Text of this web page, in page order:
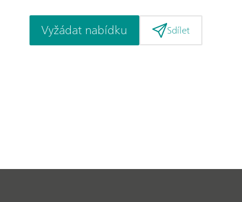
Vyžádat nabídku Sdílet